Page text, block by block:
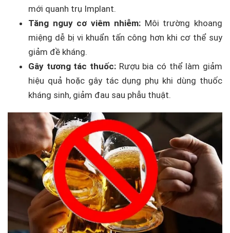
mới quanh trụ Implant.
Tăng nguy cơ viêm nhiễm:Môi trường khoang
miệng dễ bị vi khuẩn tấn công hơn khi cơ thể suy
giảm đề kháng.
Gây tương tác thuốc: Rượu bia có thể làm giảm
hiệu quả hoặc gây tác dụng phụ khi dùng thuốc
kháng sinh, giảm đau sau phẫu thuật.